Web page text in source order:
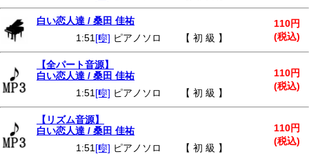
白い恋人達 / 桑田 佳祐
110円
(税込)
1:51 [🎼] ピアノソロ 【 初 級 】
【全パート音源】
白い恋人達 / 桑田 佳祐
110円
(税込)
1:51 [🎼] ピアノソロ 【 初 級 】
【リズム音源】
白い恋人達 / 桑田 佳祐
110円
(税込)
1:51 [🎼] ピアノソロ 【 初 級 】